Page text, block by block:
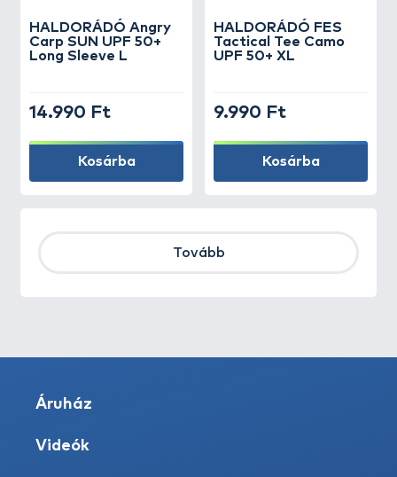
HALDORÁDÓ Angry
Carp SUN UPF 50+
Long Sleeve L
14.990 Ft
Kosárba
HALDORÁDÓ FES
Tactical Tee Camo
UPF 50+ XL
9.990 Ft
Kosárba
Tovább
Áruház
Videók